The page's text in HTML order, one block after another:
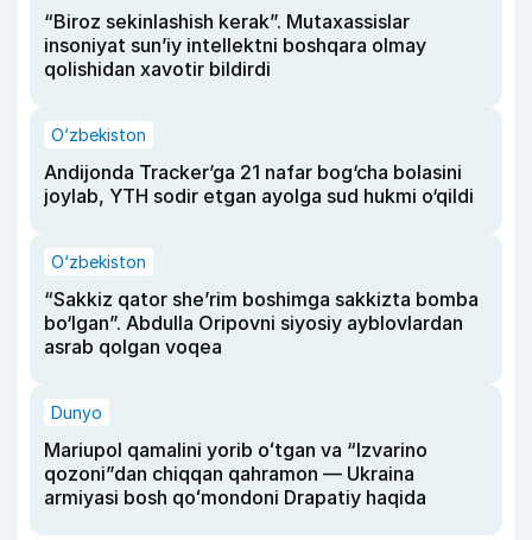
“Biroz sekinlashish kerak”. Mutaxassislar
insoniyat sun’iy intellektni boshqara olmay
qolishidan xavotir bildirdi
O‘zbekiston
Andijonda Tracker’ga 21 nafar bog‘cha bolasini
joylab, YTH sodir etgan ayolga sud hukmi o‘qildi
O‘zbekiston
“Sakkiz qator she’rim boshimga sakkizta bomba
bo‘lgan”. Abdulla Oripovni siyosiy ayblovlardan
asrab qolgan voqea
Dunyo
Mariupol qamalini yorib oʻtgan va “Izvarino
qozoni”dan chiqqan qahramon — Ukraina
armiyasi bosh qoʻmondoni Drapatiy haqida